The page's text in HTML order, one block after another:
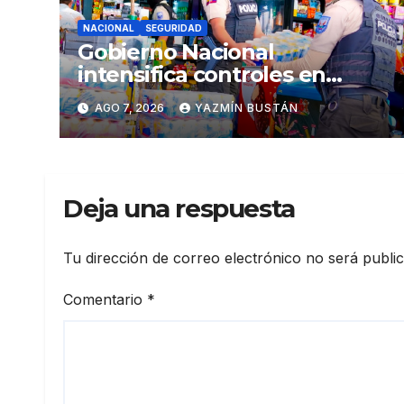
NACIONAL SEGURIDAD
Gobierno Nacional
intensifica controles en
establecimientos y espacios
públicos de Pichincha: 684
operativos en zonas
AGO 7, 2026 YAZMÍN BUSTÁN
Deja una respuesta
Tu dirección de correo electrónico no será
Comentario *